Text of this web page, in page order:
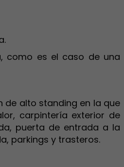
como es el caso de una
de alto standing en la que
carpintería exterior de
puerta de entrada a la
parkings y trasteros.